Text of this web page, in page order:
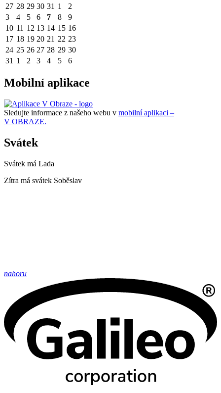
27 28 29 30 31 1
2
3
4 5 6 7 8
9
10 11 12 13 14 15 16
17 18 19 20 21 22 23
24 25 26 27 28 29 30
31 1 2 3 4 5 6
Mobilní aplikace
Sledujte informace z našeho webu v mobilní aplikaci –
V OBRAZE.
Svátek
Svátek má Lada
Zítra má svátek Soběslav
nahoru